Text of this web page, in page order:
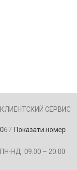
КЛИЕНТСКИЙ СЕРВИС
067 Показати номер
ПН-НД: 09.00 – 20.00